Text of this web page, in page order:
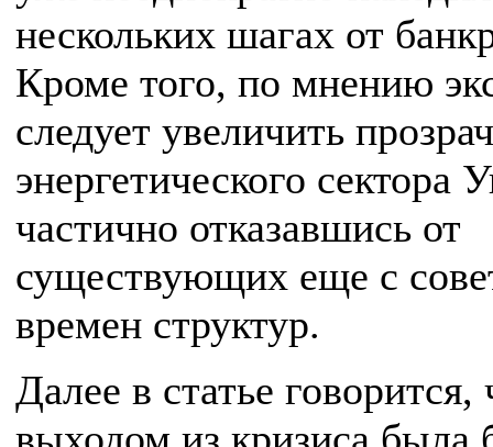
нескольких шагах от
Кроме того, по мнению
следует увеличить
энергетического сектора
частично отказавшись от
существующих еще с
времен структур.
Далее в статье говорится,